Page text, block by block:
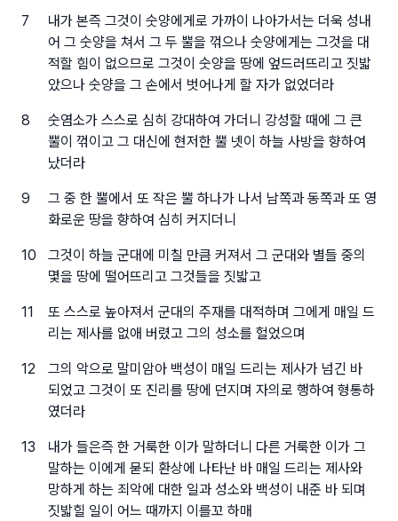
7
내가 본즉 그것이 숫양에게로 가까이 나아가서는 더욱 성내
어 그 숫양을 쳐서 그 두 뿔을 꺾으나 숫양에게는 그것을 대
적할 힘이 없으므로 그것이 숫양을 땅에 엎드러뜨리고 짓밟
았으나 숫양을 그 손에서 벗어나게 할 자가 없었더라
8
숫염소가 스스로 심히 강대하여 가더니 강성할 때에 그 큰
뿔이 꺾이고 그 대신에 현저한 뿔 넷이 하늘 사방을 향하여
났더라
9
그 중 한 뿔에서 또 작은 뿔 하나가 나서 남쪽과 동쪽과 또 영
화로운 땅을 향하여 심히 커지더니
10
그것이 하늘 군대에 미칠 만큼 커져서 그 군대와 별들 중의
몇을 땅에 떨어뜨리고 그것들을 짓밟고
11
또 스스로 높아져서 군대의 주재를 대적하며 그에게 매일 드
리는 제사를 없애 버렸고 그의 성소를 헐었으며
12
그의 악으로 말미암아 백성이 매일 드리는 제사가 넘긴 바
되었고 그것이 또 진리를 땅에 던지며 자의로 행하여 형통하
였더라
13
내가 들은즉 한 거룩한 이가 말하더니 다른 거룩한 이가 그
말하는 이에게 묻되 환상에 나타난 바 매일 드리는 제사와
망하게 하는 죄악에 대한 일과 성소와 백성이 내준 바 되며
짓밟힐 일이 어느 때까지 이를꼬 하매